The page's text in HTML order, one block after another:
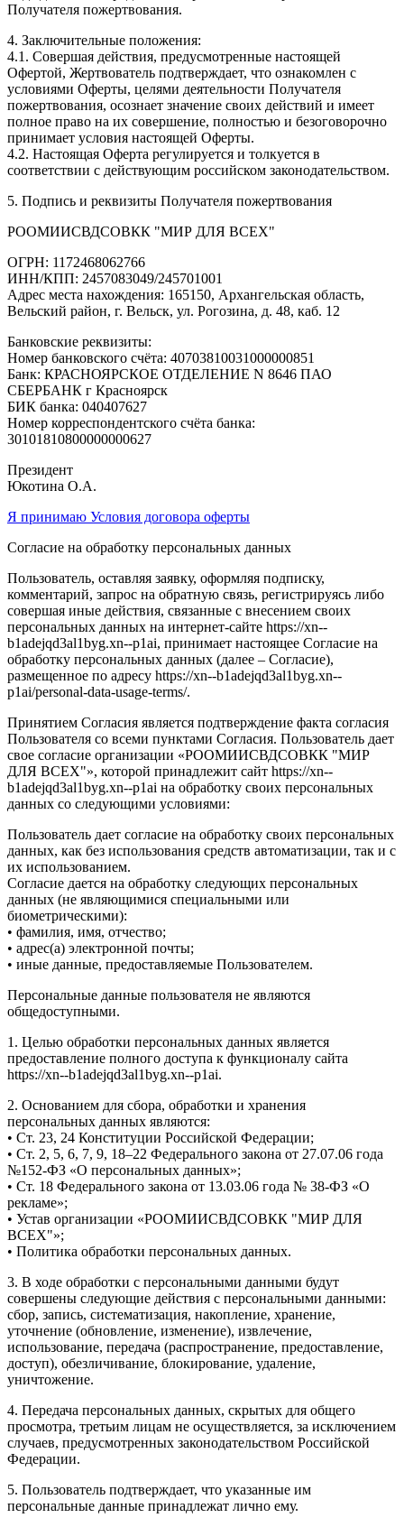
Получателя пожертвования.
4. Заключительные положения:
4.1. Совершая действия, предусмотренные настоящей
Офертой, Жертвователь подтверждает, что ознакомлен с
условиями Оферты, целями деятельности Получателя
пожертвования, осознает значение своих действий и имеет
полное право на их совершение, полностью и безоговорочно
принимает условия настоящей Оферты.
4.2. Настоящая Оферта регулируется и толкуется в
соответствии с действующим российском законодательством.
5. Подпись и реквизиты Получателя пожертвования
РООМИИСВДСОВКК "МИР ДЛЯ ВСЕХ"
ОГРН: 1172468062766
ИНН/КПП: 2457083049/245701001
Адрес места нахождения: 165150, Архангельская область,
Вельский район, г. Вельск, ул. Рогозина, д. 48, каб. 12
Банковские реквизиты:
Номер банковского счёта: 40703810031000000851
Банк: КРАСНОЯРСКОЕ ОТДЕЛЕНИЕ N 8646 ПАО
СБЕРБАНК г Красноярск
БИК банка: 040407627
Номер корреспондентского счёта банка:
30101810800000000627
Президент
Юкотина О.А.
Я принимаю Условия договора оферты
Согласие на обработку персональных данных
Пользователь, оставляя заявку, оформляя подписку,
комментарий, запрос на обратную связь, регистрируясь либо
совершая иные действия, связанные с внесением своих
персональных данных на интернет-сайте https://xn--
b1adejqd3al1byg.xn--p1ai, принимает настоящее Согласие на
обработку персональных данных (далее – Согласие),
размещенное по адресу https://xn--b1adejqd3al1byg.xn--
p1ai/personal-data-usage-terms/.
Принятием Согласия является подтверждение факта согласия
Пользователя со всеми пунктами Согласия. Пользователь дает
свое согласие организации «РООМИИСВДСОВКК "МИР
ДЛЯ ВСЕХ"», которой принадлежит сайт https://xn--
b1adejqd3al1byg.xn--p1ai на обработку своих персональных
данных со следующими условиями:
Пользователь дает согласие на обработку своих персональных
данных, как без использования средств автоматизации, так и с
их использованием.
Согласие дается на обработку следующих персональных
данных (не являющимися специальными или
биометрическими):
• фамилия, имя, отчество;
• адрес(а) электронной почты;
• иные данные, предоставляемые Пользователем.
Персональные данные пользователя не являются
общедоступными.
1. Целью обработки персональных данных является
предоставление полного доступа к функционалу сайта
https://xn--b1adejqd3al1byg.xn--p1ai.
2. Основанием для сбора, обработки и хранения
персональных данных являются:
• Ст. 23, 24 Конституции Российской Федерации;
• Ст. 2, 5, 6, 7, 9, 18–22 Федерального закона от 27.07.06 года
№152-ФЗ «О персональных данных»;
• Ст. 18 Федерального закона от 13.03.06 года № 38-ФЗ «О
рекламе»;
• Устав организации «РООМИИСВДСОВКК "МИР ДЛЯ
ВСЕХ"»;
• Политика обработки персональных данных.
3. В ходе обработки с персональными данными будут
совершены следующие действия с персональными данными:
сбор, запись, систематизация, накопление, хранение,
уточнение (обновление, изменение), извлечение,
использование, передача (распространение, предоставление,
доступ), обезличивание, блокирование, удаление,
уничтожение.
4. Передача персональных данных, скрытых для общего
просмотра, третьим лицам не осуществляется, за исключением
случаев, предусмотренных законодательством Российской
Федерации.
5. Пользователь подтверждает, что указанные им
персональные данные принадлежат лично ему.